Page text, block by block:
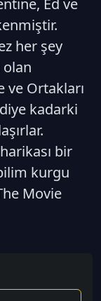
Ed ve
her şey
olan
ve Ortakları
kadarki
bir
kurgu
Movie